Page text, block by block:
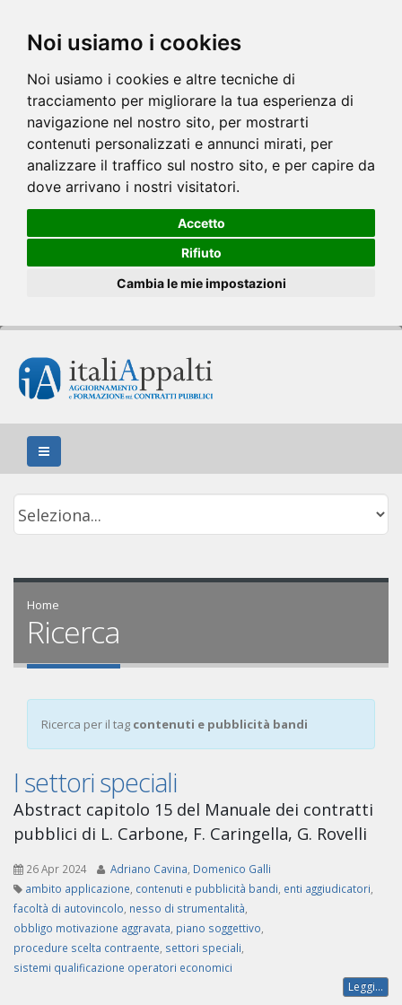
Noi usiamo i cookies
Noi usiamo i cookies e altre tecniche di
tracciamento per migliorare la tua esperienza di
navigazione nel nostro sito, per mostrarti
contenuti personalizzati e annunci mirati, per
analizzare il traffico sul nostro sito, e per capire da
dove arrivano i nostri visitatori.
Accetto
Rifiuto
Cambia le mie impostazioni
Home
Ricerca
Ricerca per il tag contenuti e pubblicità bandi
I settori speciali
Abstract capitolo 15 del Manuale dei contratti
pubblici di L. Carbone, F. Caringella, G. Rovelli
26 Apr 2024 Adriano Cavina Domenico Galli
ambito applicazione contenuti e pubblicità bandi enti aggiudicatori
facoltà di autovincolo nesso di strumentalità
obbligo motivazione aggravata piano soggettivo
procedure scelta contraente settori speciali
sistemi qualificazione operatori economici
Leggi...